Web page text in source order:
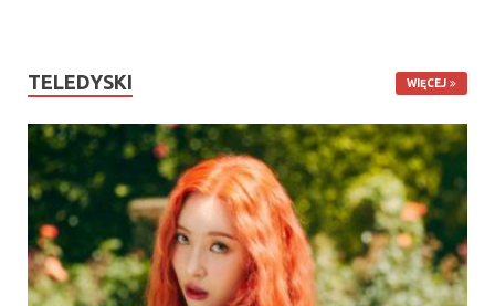
TELEDYSKI WIĘCEJ